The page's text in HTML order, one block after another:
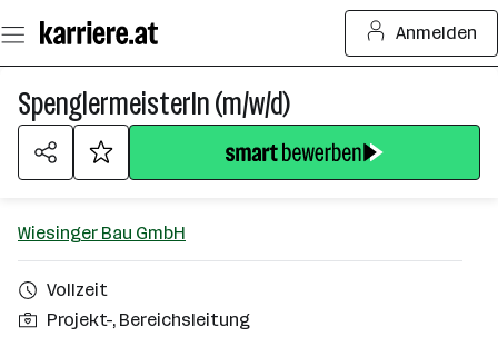
Seiteninhalt
springen
Anmelden
SpenglermeisterIn (m/w/d)
Wiesinger Bau GmbH
Vollzeit
Projekt-, Bereichsleitung